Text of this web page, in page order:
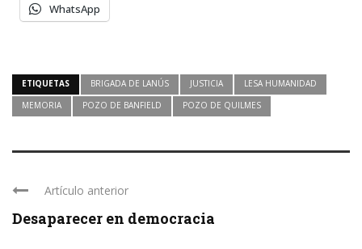
WhatsApp
ETIQUETAS BRIGADA DE LANÚS JUSTICIA
LESA HUMANIDAD
MEMORIA
POZO DE BANFIELD POZO DE QUILMES
Artículo anterior
Desaparecer en democracia